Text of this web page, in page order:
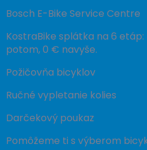
Bosch E-Bike Service Centre
KostraBike splátka na 6 etáp:
potom, 0 € navyše.
Požičovňa bicyklov
Ručné vypletanie kolies
Darčekový poukaz
Pomôžeme ti s výberom